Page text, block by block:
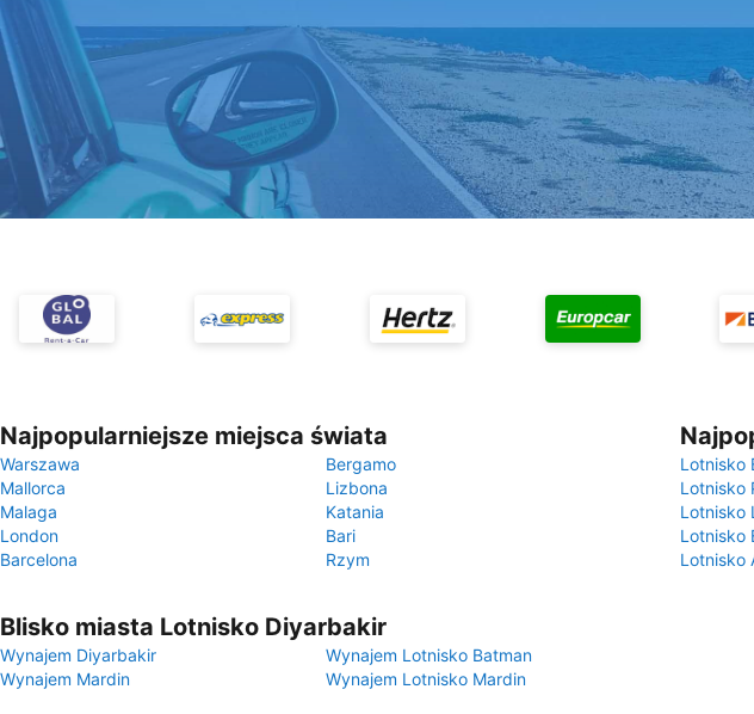
Najpopularniejsze miejsca świata
Warszawa
Bergamo
Mallorca
Lizbona
Malaga
Katania
London
Bari
Barcelona
Rzym
Lotnisko
Lotnisko
Lotnisko
Lotnisko
Lotnisko
Blisko miasta Lotnisko Diyarbakir
Wynajem Diyarbakir
Wynajem Lotnisko Batman
Wynajem Mardin
Wynajem Lotnisko Mardin